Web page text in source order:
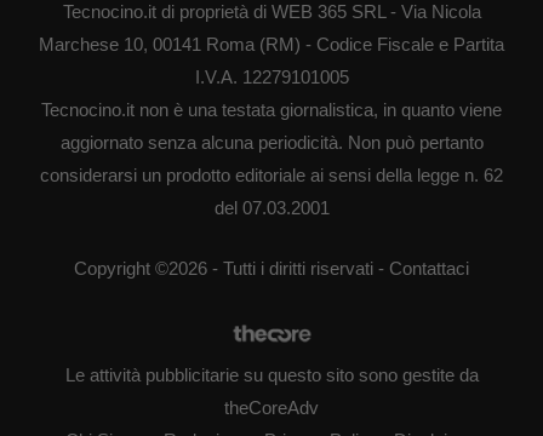
Tecnocino.it di proprietà di WEB 365 SRL - Via Nicola
Marchese 10, 00141 Roma (RM) - Codice Fiscale e Partita
I.V.A. 12279101005
Tecnocino.it non è una testata giornalistica, in quanto viene
aggiornato senza alcuna periodicità. Non può pertanto
considerarsi un prodotto editoriale ai sensi della legge n. 62
del 07.03.2001
Copyright ©2026 - Tutti i diritti riservati - Contattaci
Le attività pubblicitarie su questo sito sono gestite da
theCoreAdv